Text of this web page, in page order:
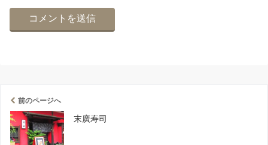
前のページへ
末廣寿司